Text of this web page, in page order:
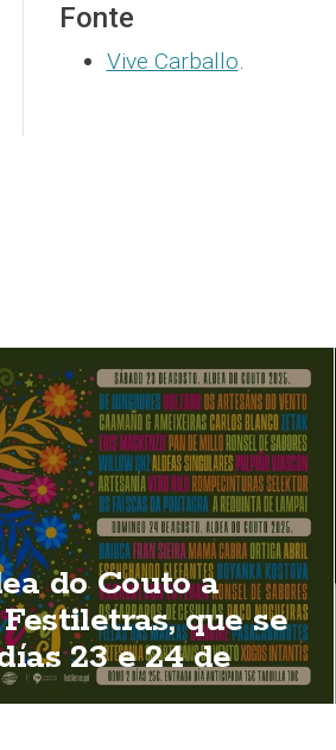
Fonte
Vive Carballo.
do Couto a
que se
23 e 24 de